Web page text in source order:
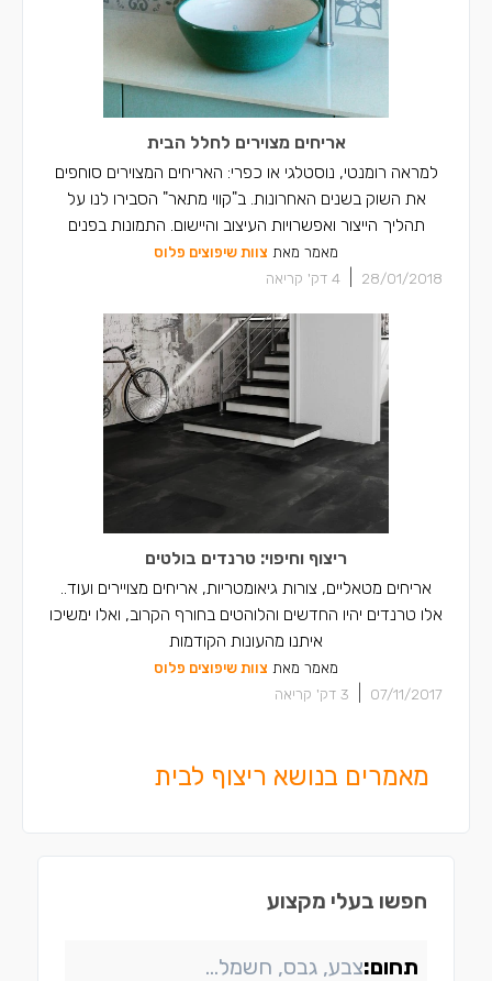
אריחים מצוירים לחלל הבית
למראה רומנטי, נוסטלגי או כפרי: האריחים המצוירים סוחפים
את השוק בשנים האחרונות. ב"קווי מתאר" הסבירו לנו על
תהליך הייצור ואפשרויות העיצוב והיישום. התמונות בפנים
מאמר מאת צוות שיפוצים פלוס
28/01/2018
4 דק' קריאה
ריצוף וחיפוי: טרנדים בולטים
אריחים מטאליים, צורות גיאומטריות, אריחים מצויירים ועוד..
אלו טרנדים יהיו החדשים והלוהטים בחורף הקרוב, ואלו ימשיכו
איתנו מהעונות הקודמות
מאמר מאת צוות שיפוצים פלוס
07/11/2017
3 דק' קריאה
מאמרים בנושא ריצוף לבית
חפשו בעלי מקצוע
תחום: